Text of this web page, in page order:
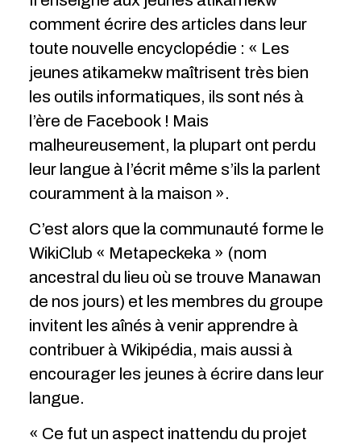
comment écrire des articles dans leur
toute nouvelle encyclopédie : « Les
jeunes atikamekw maîtrisent très bien
les outils informatiques, ils sont nés à
l’ère de Facebook ! Mais
malheureusement, la plupart ont perdu
leur langue à l’écrit même s’ils la parlent
couramment à la maison ».
C’est alors que la communauté forme le
WikiClub « Metapeckeka » (nom
ancestral du lieu où se trouve Manawan
de nos jours) et les membres du groupe
invitent les aînés à venir apprendre à
contribuer à Wikipédia, mais aussi à
encourager les jeunes à écrire dans leur
langue.
« Ce fut un aspect inattendu du projet